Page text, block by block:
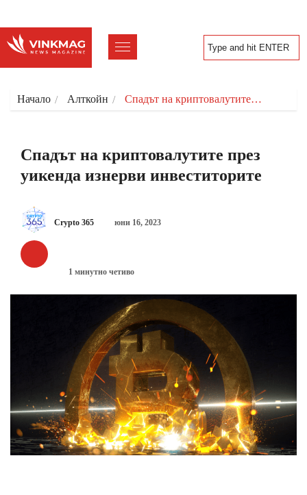
Начало Алткойн Спадът на криптовалутите…
Спадът на криптовалутите през
уикенда изнерви инвеститорите
Crypto 365 юни 16, 2023
1 минутно четиво